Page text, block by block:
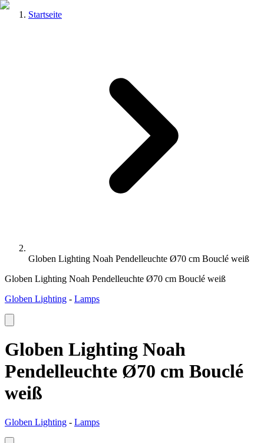
Startseite
Globen Lighting Noah Pendelleuchte Ø70 cm Bouclé weiß
Globen Lighting Noah Pendelleuchte Ø70 cm Bouclé weiß
Globen Lighting - Lamps
Globen Lighting Noah
Pendelleuchte Ø70 cm Bouclé
weiß
Globen Lighting - Lamps